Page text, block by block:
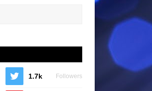
1.7k Followers